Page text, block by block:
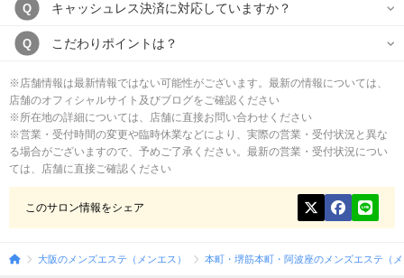
Q キャッシュレス決済に対応していますか？
Q こだわりポイントは？
※店舗情報は最新情報ではない可能性がございます。最新の情報については、
店舗のオフィシャルサイト及びブログをご確認ください
※所在地の詳細については、店舗に直接お問い合わせください
※営業・受付時間の変更や臨時休業などにより、実際の営業・受付状況と異な
る場合がございますので、予めご了承ください。最新の営業・受付状況につい
ては、店舗に直接ご確認ください
このサロン情報をシェア
大阪のメンズエステ（メンエス） 本町・堺筋本町・阿波座のメンズエステ（